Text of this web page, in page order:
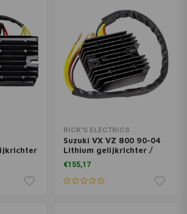
RICK'S ELECTRICS
Suzuki VX VZ 800 90-04
Lithium gelijkrichter /
regelaar
€155,17